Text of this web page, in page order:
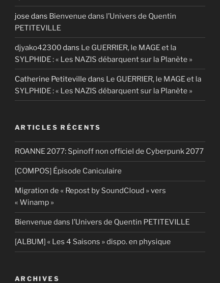
jose dans Bienvenue dans l’Univers de Quentin
PETITEVILLE
djyako42300dans Le GUERRIER, le MAGE et la
SYLPHIDE : « Les NAZIS débarquent sur la Planète »
Catherine Petiteville dans Le GUERRIER, le MAGE et la
SYLPHIDE : « Les NAZIS débarquent sur la Planète »
ARTICLES RÉCENTS
ROANNE 2077: Spinoff non officiel de Cyberpunk 2077
[COMPOS] Épisode Caniculaire
Migration de « Repost by SoundCloud » vers
« Winamp »
Bienvenue dans l’Univers de Quentin PETITEVILLE
[ALBUM] « Les 4 Saisons » dispo. en physique
ARCHIVES